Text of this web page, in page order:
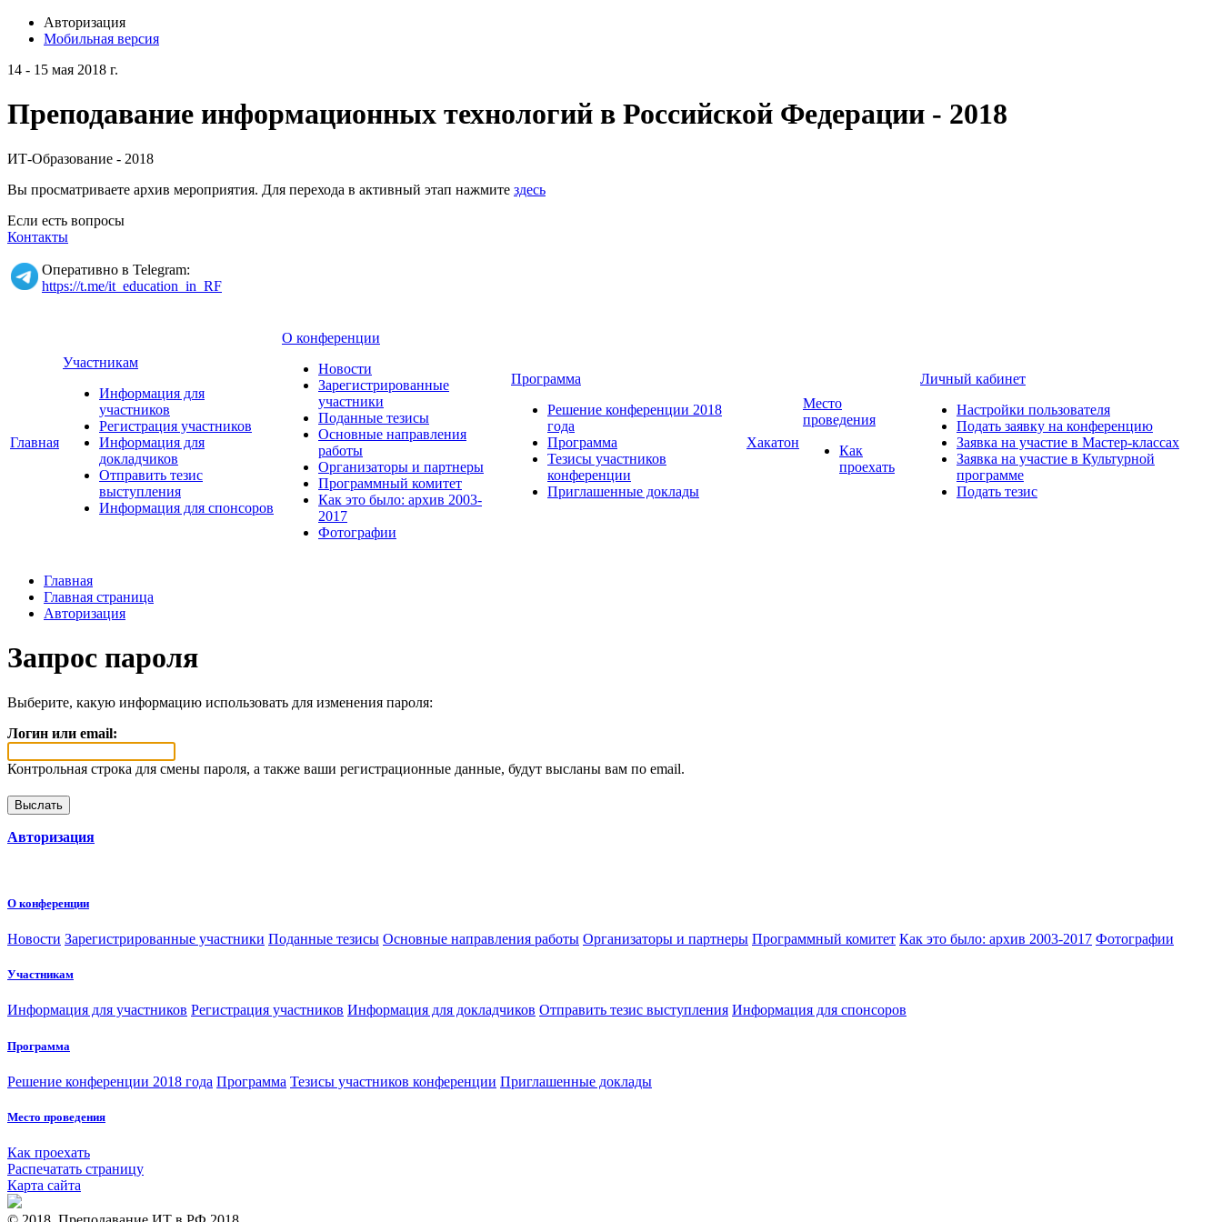
Авторизация
Мобильная версия
14 - 15 мая 2018 г.
Преподавание информационных технологий в Российской Федерации - 2018
ИТ-Образование - 2018
Вы просматриваете архив мероприятия. Для перехода в активный этап нажмите здесь
Если есть вопросы
Контакты
Оперативно в Telegram:
https://t.me/it_education_in_RF
Главная
Участникам
Информация для
участников
Регистрация участников
Информация для
докладчиков
Отправить тезис
выступления
Информация для спонсоров
О конференции
Новости
Зарегистрированные
участники
Поданные тезисы
Основные направления
работы
Организаторы и партнеры
Программный комитет
Как это было: архив 2003-
2017
Фотографии
Программа
Решение конференции 2018
года
Программа
Тезисы участников
конференции
Приглашенные доклады
Хакатон
Место
проведения
Как
проехать
Личный кабинет
Настройки пользователя
Подать заявку на конференцию
Заявка на участие в Мастер-классах
Заявка на участие в Культурной
программе
Подать тезис
Главная
Главная страница
Авторизация
Запрос пароля
Выберите, какую информацию использовать для изменения пароля:
Логин или email:
Контрольная строка для смены пароля, а также ваши регистрационные данные, будут высланы вам по email.
Авторизация
О конференции
Новости Зарегистрированные участники Поданные тезисы Основные направления работы Организаторы и партнеры Программный комитет Как это было: архив 2003-2017 Фотографии
Участникам
Информация для участников Регистрация участников Информация для докладчиков Отправить тезис выступления Информация для спонсоров
Программа
Решение конференции 2018 года Программа Тезисы участников конференции Приглашенные доклады
Место проведения
Как проехать
Распечатать страницу
Карта сайта